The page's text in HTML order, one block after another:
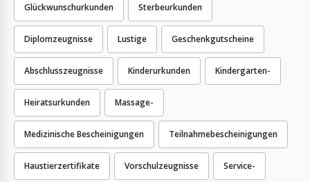
Glückwunschurkunden Sterbeurkunden
Diplomzeugnisse Lustige Geschenkgutscheine
Abschlusszeugnisse Kinderurkunden Kindergarten-
Heiratsurkunden Massage-
Medizinische Bescheinigungen Teilnahmebescheinigungen
Haustierzertifikate Vorschulzeugnisse Service-